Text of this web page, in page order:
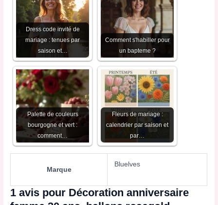
Dress code invité de
mariage : tenues par
saison et…
Comment s'habiller pour
un bapteme​ ?
Palette de couleurs
bourgogne et vert :
comment…
Fleurs de mariage :
calendrier par saison et
par…
Marque
Bluelves
1 avis pour Décoration anniversaire